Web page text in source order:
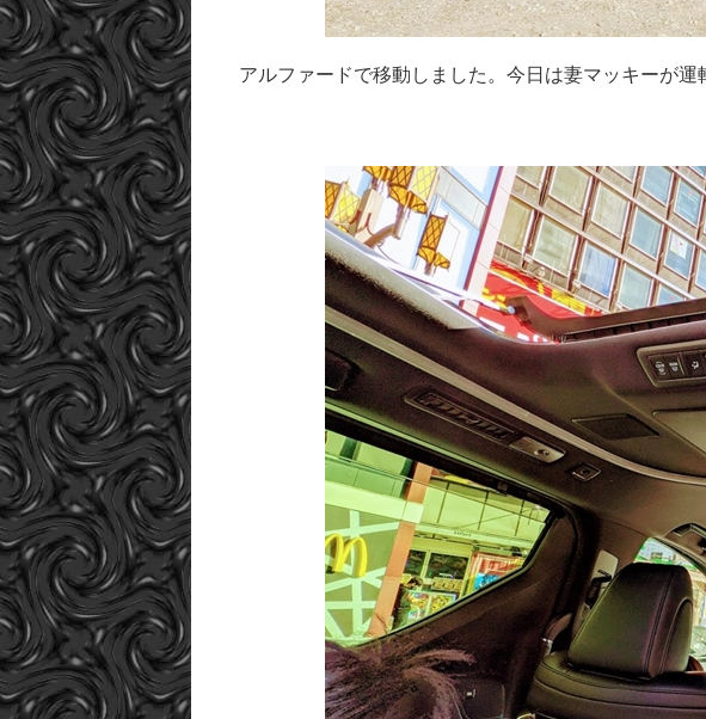
アルファードで移動しました。今日は妻マッキーが運